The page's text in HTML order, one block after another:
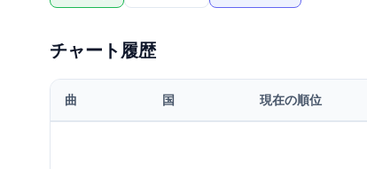
チャート履歴
曲 国 現在の順位